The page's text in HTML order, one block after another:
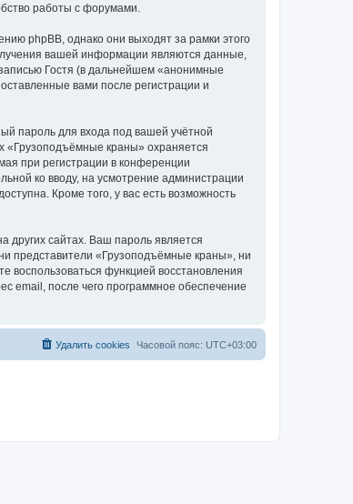
работы с форумами.
phpBB, однако они выходят за рамки этого
вашей информации являются данные,
Гостя (в дальнейшем «анонимные
вами после регистрации и
пароль для входа под вашей учётной
краны» охраняется
при регистрации в конференции
ко вводу, на усмотрение администрации
Кроме того, у вас есть возможность
других сайтах. Ваш пароль является
представители «Грузоподъёмные краны», ни
воспользоваться функцией восстановления
email, после чего программное обеспечение
Часовой пояс: UTC+03:00
Удалить cookies